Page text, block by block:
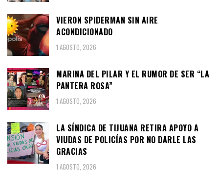
VIERON SPIDERMAN SIN AIRE
ACONDICIONADO
1 AGOSTO, 2026
MARINA DEL PILAR Y EL RUMOR DE SER “LA
PANTERA ROSA”
1 AGOSTO, 2026
LA SÍNDICA DE TIJUANA RETIRA APOYO A
VIUDAS DE POLICÍAS POR NO DARLE LAS
GRACIAS
1 AGOSTO, 2026